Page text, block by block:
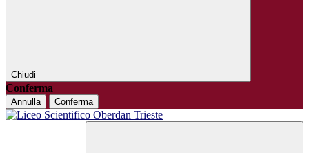
Chiudi
Conferma
Annulla Conferma